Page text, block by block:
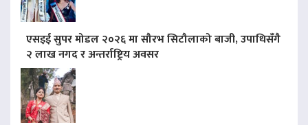
एसइई सुपर मोडल २०२६ मा सौरभ सिटौलाको बाजी, उपाधिसँगै
२ लाख नगद र अन्तर्राष्ट्रिय अवसर